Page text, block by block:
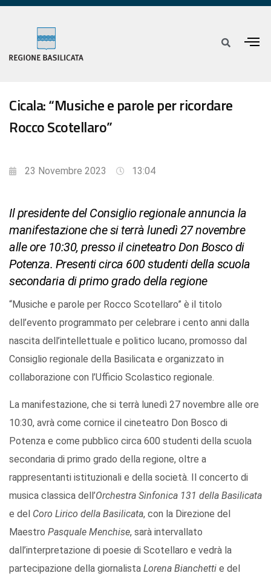
Cicala: “Musiche e parole per ricordare
Rocco Scotellaro”
23 Novembre 2023 13:04
Il presidente del Consiglio regionale annuncia la
manifestazione che si terrà lunedì 27 novembre
alle ore 10:30, presso il cineteatro Don Bosco di
Potenza. Presenti circa 600 studenti della scuola
secondaria di primo grado della regione
“Musiche e parole per Rocco Scotellaro” è il titolo
dell’evento programmato per celebrare i cento anni dalla
nascita dell’intellettuale e politico lucano, promosso dal
Consiglio regionale della Basilicata e organizzato in
collaborazione con l’Ufficio Scolastico regionale.
La manifestazione, che si terrà lunedì 27 novembre alle ore
10:30, avrà come cornice il cineteatro Don Bosco di
Potenza e come pubblico circa 600 studenti della scuola
secondaria di primo grado della regione, oltre a
rappresentanti istituzionali e della società. Il concerto di
musica classica dell’Orchestra Sinfonica 131 della Basilicata
e del Coro Lirico della Basilicata, con la Direzione del
Maestro Pasquale Menchise, sarà intervallato
dall’interpretazione di poesie di Scotellaro e vedrà la
partecipazione della giornalista Lorena Bianchetti e del